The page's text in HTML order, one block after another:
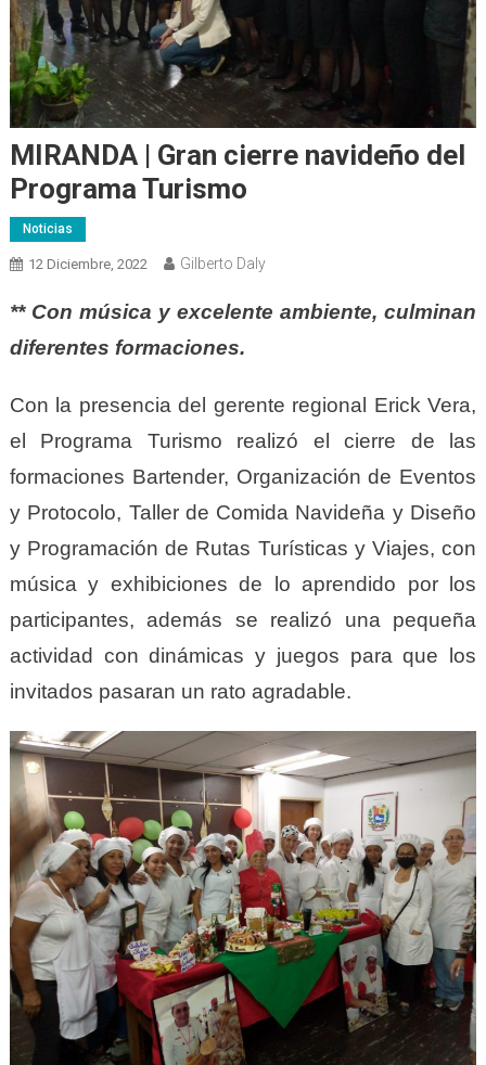
MIRANDA | Gran cierre navideño del
Programa Turismo
Noticias
12 Diciembre, 2022 Gilberto Daly
** Con música y excelente ambiente, culminan
diferentes formaciones.
Con la presencia del gerente regional Erick Vera,
el Programa Turismo realizó el cierre de las
formaciones Bartender, Organización de Eventos
y Protocolo, Taller de Comida Navideña y Diseño
y Programación de Rutas Turísticas y Viajes, con
música y exhibiciones de lo aprendido por los
participantes, además se realizó una pequeña
actividad con dinámicas y juegos para que los
invitados pasaran un rato agradable.